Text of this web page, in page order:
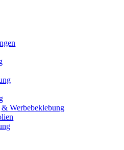
Werbebeklebung